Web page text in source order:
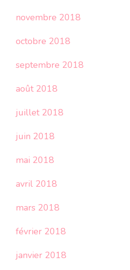
novembre 2018
octobre 2018
septembre 2018
août 2018
juillet 2018
juin 2018
mai 2018
avril 2018
mars 2018
février 2018
janvier 2018